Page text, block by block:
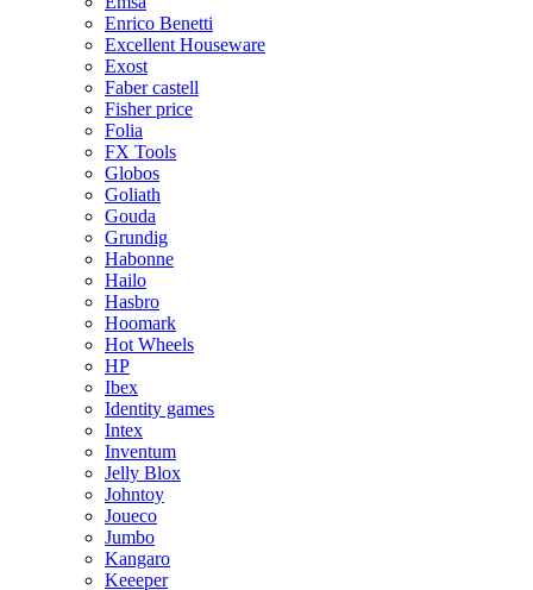
Enrico Benetti
Excellent Houseware
Exost
Faber castell
Fisher price
Folia
FX Tools
Globos
Goliath
Gouda
Grundig
Habonne
Hailo
Hasbro
Hoomark
Hot Wheels
HP
Ibex
Identity games
Intex
Inventum
Jelly Blox
Johntoy
Joueco
Jumbo
Kangaro
Keeeper